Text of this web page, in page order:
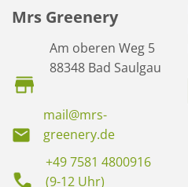
Mrs Greenery
Am oberen Weg 5
88348 Bad Saulgau
mail@mrs-
greenery.de
+49 7581 4800916
(9-12 Uhr)